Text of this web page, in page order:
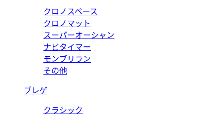
クロノスペース
クロノマット
スーパーオーシャン
ナビタイマー
モンブリラン
その他
ブレゲ
クラシック